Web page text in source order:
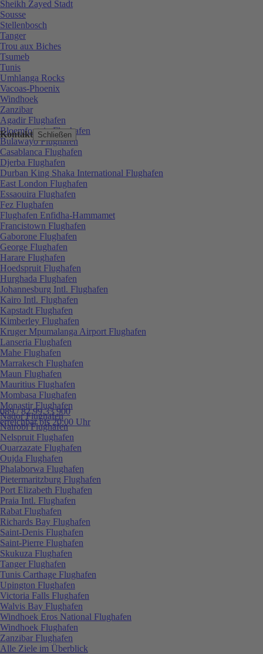
Kontakt Schließen
089 / 82 99 33 900
erreichbar bis 20:00 Uhr
Sheikh Zayed Stadt
Sousse
Stellenbosch
Tanger
Trou aux Biches
Tsumeb
Tunis
Umhlanga Rocks
Vacoas-Phoenix
Windhoek
Zanzibar
Agadir Flughafen
Bloemfontein Flughafen
Bulawayo Flughafen
Casablanca Flughafen
Djerba Flughafen
Durban King Shaka International Flughafen
East London Flughafen
Essaouira Flughafen
Fez Flughafen
Flughafen Enfidha-Hammamet
Francistown Flughafen
Gaborone Flughafen
George Flughafen
Harare Flughafen
Hoedspruit Flughafen
Hurghada Flughafen
Johannesburg Intl. Flughafen
Kairo Intl. Flughafen
Kapstadt Flughafen
Kimberley Flughafen
Kruger Mpumalanga Airport Flughafen
Lanseria Flughafen
Mahe Flughafen
Marrakesch Flughafen
Maun Flughafen
Mauritius Flughafen
Mombasa Flughafen
Monastir Flughafen
Nador Flughafen
Nairobi Flughafen
Nelspruit Flughafen
Ouarzazate Flughafen
Oujda Flughafen
Phalaborwa Flughafen
Pietermaritzburg Flughafen
Port Elizabeth Flughafen
Praia Intl. Flughafen
Rabat Flughafen
Richards Bay Flughafen
Saint-Denis Flughafen
Saint-Pierre Flughafen
Skukuza Flughafen
Tanger Flughafen
Tunis Carthage Flughafen
Upington Flughafen
Victoria Falls Flughafen
Walvis Bay Flughafen
Windhoek Eros National Flughafen
Windhoek Flughafen
Zanzibar Flughafen
Alle Ziele im Überblick